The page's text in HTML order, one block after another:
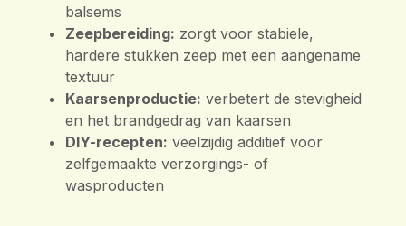
balsems
Zeepbereiding: zorgt voor stabiele,
hardere stukken zeep met een aangename
textuur
Kaarsenproductie: verbetert de stevigheid
en het brandgedrag van kaarsen
DIY-recepten: veelzijdig additief voor
zelfgemaakte verzorgings- of
wasproducten